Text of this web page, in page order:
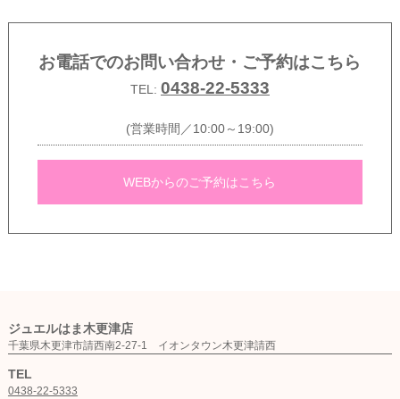
お電話でのお問い合わせ・ご予約はこちら
TEL: 0438-22-5333
(営業時間／10:00～19:00)
WEBからのご予約はこちら
ジュエルはま木更津店
千葉県木更津市請西南2-27-1 イオンタウン木更津請西
TEL
0438-22-5333